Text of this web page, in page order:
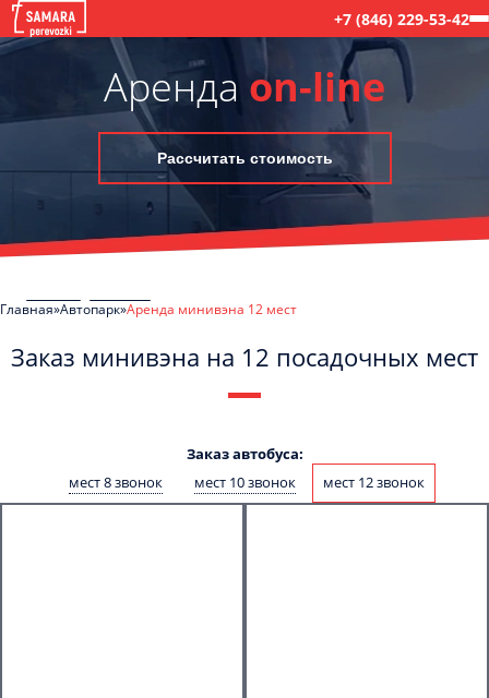
+7 (846) 229-53-42
Аренда on-line
Рассчитать стоимость
Главная Автопарк Аренда минивэна 12 мест
Заказ минивэна на 12 посадочных мест
Заказ автобуса:
мест 8 звонок
мест 10 звонок мест 12 звонок
обработку моих Персональных данных